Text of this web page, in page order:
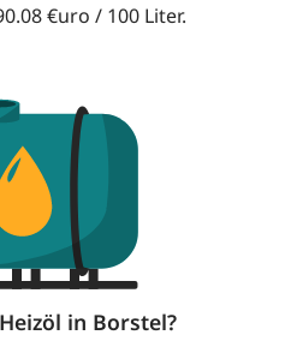
€uro / 100 Liter.
in Borstel?